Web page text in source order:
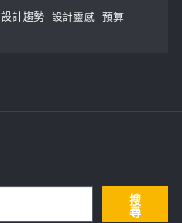
設計趨勢 設計靈感 預算
搜
尋